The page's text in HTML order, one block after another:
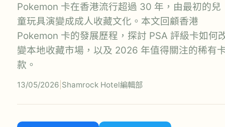
Pokemon 卡在香港流行超過 30 年，由最初的兒
童玩具演變成成人收藏文化。本文回顧香港
Pokemon 卡的發展歷程，探討 PSA 評級卡如何
變本地收藏市場，以及 2026 年值得關注的稀有
款。
13/05/2026 Shamrock Hotel編輯部